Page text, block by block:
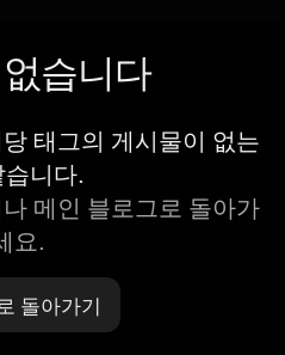
습니다
태그의 게시물이 없는
니다.
메인 블로그로 돌아가
요.
돌아가기